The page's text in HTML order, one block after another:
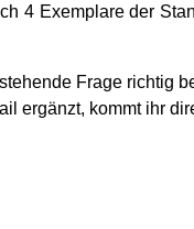
4 Exemplare der
Frage richtig
ergänzt, kommt ihr